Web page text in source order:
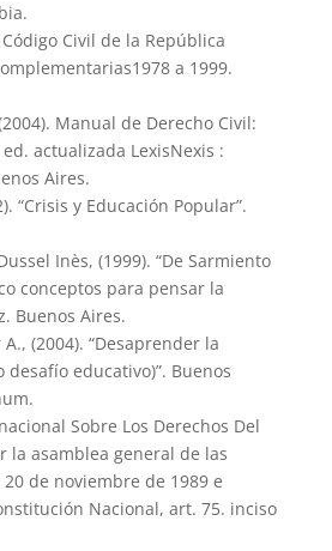
Civil de la República
a 1999.
Manual de Derecho Civil:
actualizada LexisNexis :
Aires.
“Crisis y Educación Popular”.
Inès, (1999). “De Sarmiento
conceptos para pensar la
Buenos Aires.
(2004). “Desaprender la
educativo)”. Buenos
Sobre Los Derechos Del
la asamblea general de las
de noviembre de 1989 e
Nacional, art. 75. inciso